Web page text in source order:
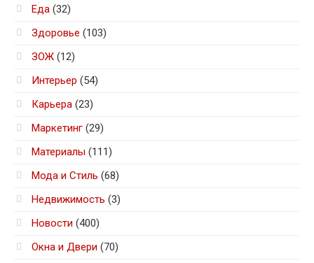
Еда (32)
Здоровье (103)
ЗОЖ (12)
Интерьер (54)
Карьера (23)
Маркетинг (29)
Материалы (111)
Мода и Стиль (68)
Недвижимость (3)
Новости (400)
Окна и Двери (70)